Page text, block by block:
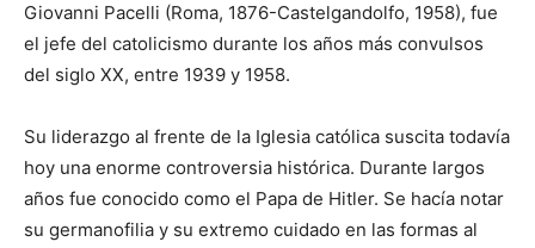
Giovanni Pacelli (Roma, 1876-Castelgandolfo, 1958), fue
el jefe del catolicismo durante los años más convulsos
del siglo XX, entre 1939 y 1958.
Su liderazgo al frente de la Iglesia católica suscita todavía
hoy una enorme controversia histórica. Durante largos
años fue conocido como el Papa de Hitler. Se hacía notar
su germanofilia y su extremo cuidado en las formas al